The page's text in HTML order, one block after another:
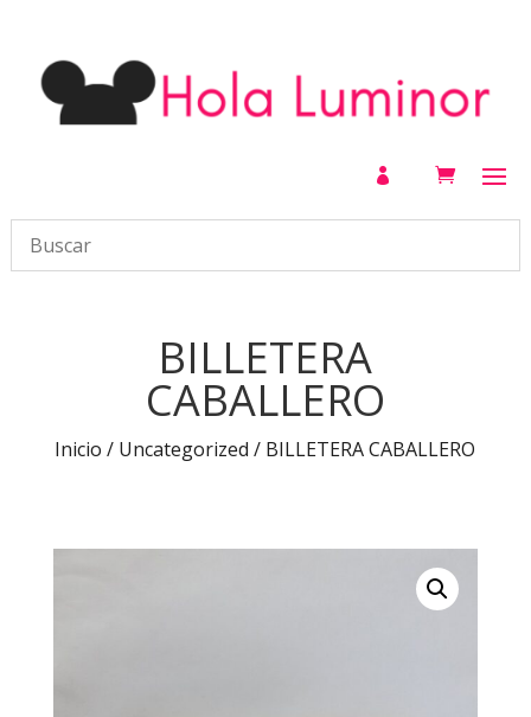

BILLETERA
CABALLERO
Inicio / Uncategorized / BILLETERA CABALLERO